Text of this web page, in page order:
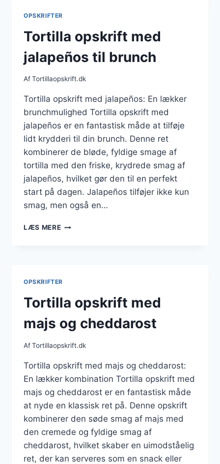
OPSKRIFTER
Tortilla opskrift med
jalapeños til brunch
AfTortillaopskrift.dk
Tortilla opskrift med jalapeños: En lækker
brunchmulighed Tortilla opskrift med
jalapeños er en fantastisk måde at tilføje
lidt krydderi til din brunch. Denne ret
kombinerer de bløde, fyldige smage af
tortilla med den friske, krydrede smag af
jalapeños, hvilket gør den til en perfekt
start på dagen. Jalapeños tilføjer ikke kun
smag, men også en…
LÆS MERETORTILLA
OPSKRIFTER
Tortilla opskrift med
majs og cheddarost
AfTortillaopskrift.dk
Tortilla opskrift med majs og cheddarost:
En lækker kombination Tortilla opskrift med
majs og cheddarost er en fantastisk måde
at nyde en klassisk ret på. Denne opskrift
kombinerer den søde smag af majs med
den cremede og fyldige smag af
cheddarost, hvilket skaber en uimodståelig
ret, der kan serveres som en snack eller